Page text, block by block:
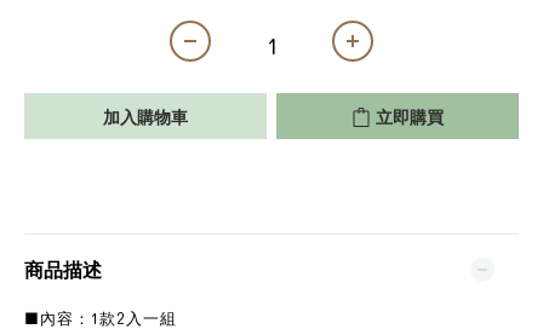
加入購物車 立即購買
商品描述
■內容：1款2入一組